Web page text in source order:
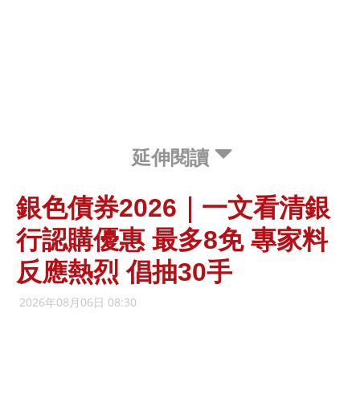
延伸閱讀
銀色債券2026｜一文看清銀
行認購優惠 最多8免 專家料
反應熱烈 倡抽30手
2026年08月06日 08:30